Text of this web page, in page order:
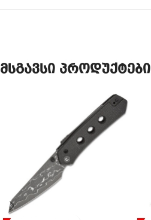
მსგავსი პროდუქტები